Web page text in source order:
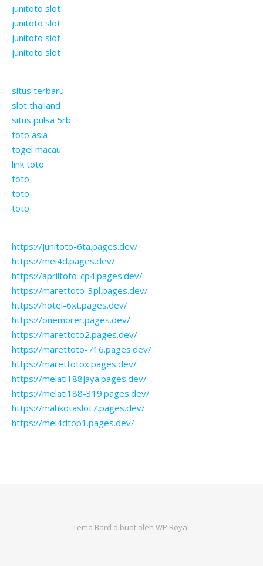
junitoto slot
junitoto slot
junitoto slot
junitoto slot
situs terbaru
slot thailand
situs pulsa 5rb
toto asia
togel macau
link toto
toto
toto
toto
https://junitoto-6ta.pages.dev/
https://mei4d.pages.dev/
https://apriltoto-cp4.pages.dev/
https://marettoto-3pl.pages.dev/
https://hotel-6xt.pages.dev/
https://onemorer.pages.dev/
https://marettoto2.pages.dev/
https://marettoto-716.pages.dev/
https://marettotox.pages.dev/
https://melati188jaya.pages.dev/
https://melati188-319.pages.dev/
https://mahkotaslot7.pages.dev/
https://mei4dtop1.pages.dev/
Tema Bard dibuat oleh WP Royal.